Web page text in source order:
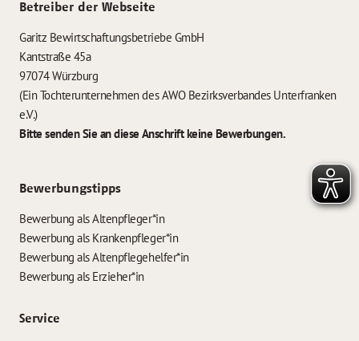
Betreiber der Webseite
Garitz Bewirtschaftungsbetriebe GmbH
Kantstraße 45a
97074 Würzburg
(Ein Tochterunternehmen des AWO Bezirksverbandes Unterfranken
e.V.)
Bitte senden Sie an diese Anschrift keine Bewerbungen.
Bewerbungstipps
Bewerbung als Altenpfleger*in
Bewerbung als Krankenpfleger*in
Bewerbung als Altenpflegehelfer*in
Bewerbung als Erzieher*in
Service